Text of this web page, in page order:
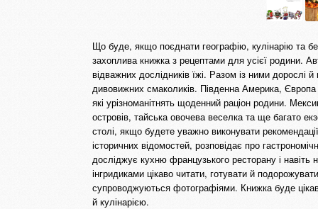
Що буде, якщо поєднати географію, кулінарію та
захоплива книжка з рецептами для усієї родини.
відважних дослідників їжі. Разом із ними
дивовижних смаколиків. Південна Америка,
які урізноманітнять щоденний раціон родини.
островів, тайська овочева веселка та ще багато
столі, якщо будете уважно виконувати
історичних відомостей, розповідає про
досліджує кухню французького ресторану і
інгридиками цікаво читати, готувати й
супроводжуються фотографіями. Книжка буде
й кулінарією.